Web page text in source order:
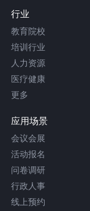
行业
教育院校
培训行业
人力资源
医疗健康
更多
应用场景
会议会展
活动报名
问卷调研
行政人事
线上预约